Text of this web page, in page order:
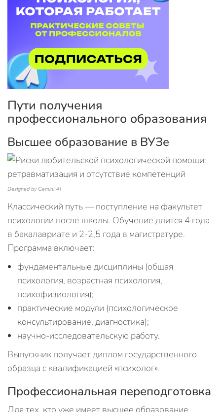
Пути получения
профессионального образования
Высшее образование в ВУЗе
Designed by Gemini AI
Классический путь — поступление на факультет
психологии после школы. Обучение длится 4 года
в бакалавриате и 2-2,5 года в магистратуре.
Программа включает:
фундаментальные дисциплины (общая
психология, возрастная психология,
психофизиология);
практические модули (психологическое
консультирование, диагностика);
научно-исследовательскую работу.
Выпускник получает диплом государственного
образца с квалификацией «психолог».
Профессиональная переподготовка
Для тех, кто уже имеет высшее образование